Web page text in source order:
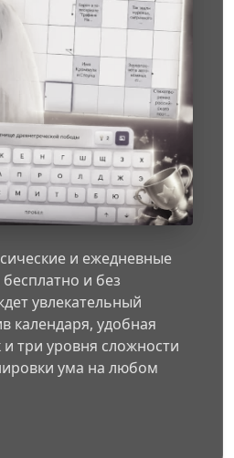
и ежедневные
и без
увлекательный
календаря, удобная
и три уровня сложности
ума на любом